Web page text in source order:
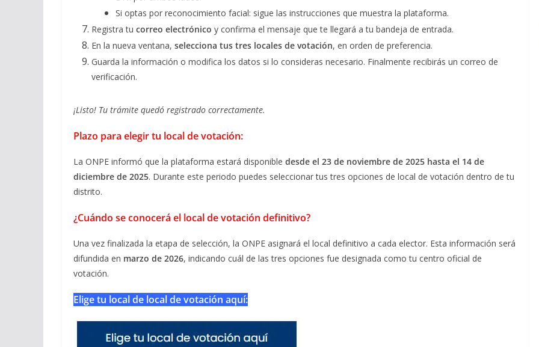
Si optas por reconocimiento facial: sigue las instrucciones que muestra la plataforma.
Registra tu correo electrónico y confirma el mensaje que te llegará a tu bandeja de entrada.
En la nueva ventana, selecciona tus tres locales de votación, en orden de preferencia.
Guarda la información o modifica los datos si lo consideras necesario. Finalmente recibirás un correo de
verificación.
¡Listo! Tu trámite quedó registrado correctamente.
Plazo para elegir tu local de votación:
La ONPE informó que la plataforma estará disponible desde el 23 de noviembre de 2025 hasta el 14 de
diciembre de 2025. Durante este periodo puedes seleccionar tus tres opciones de local de votación dentro de tu
distrito.
¿Cuándo se conocerá el local de votación definitivo?
Una vez finalizada la etapa de selección, la ONPE asignará el local definitivo a cada elector. Esta información será
difundida en marzo de 2026, indicando cuál de las tres opciones fue designada como tu centro oficial de
votación.
Elige tu local de local de votación aquí: